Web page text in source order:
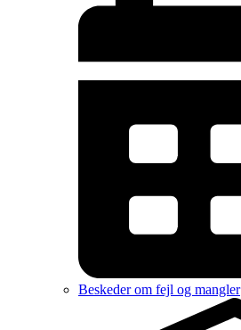
Beskeder om fejl og mangler